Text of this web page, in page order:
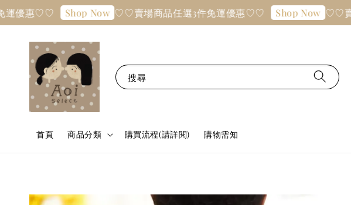
♡♡ Shop Now ♡♡賣場商品任選3件免運優惠♡♡ Shop Now ♡♡賣場商品
搜尋
首頁 商品分類 購買流程(請詳閱) 購物需知